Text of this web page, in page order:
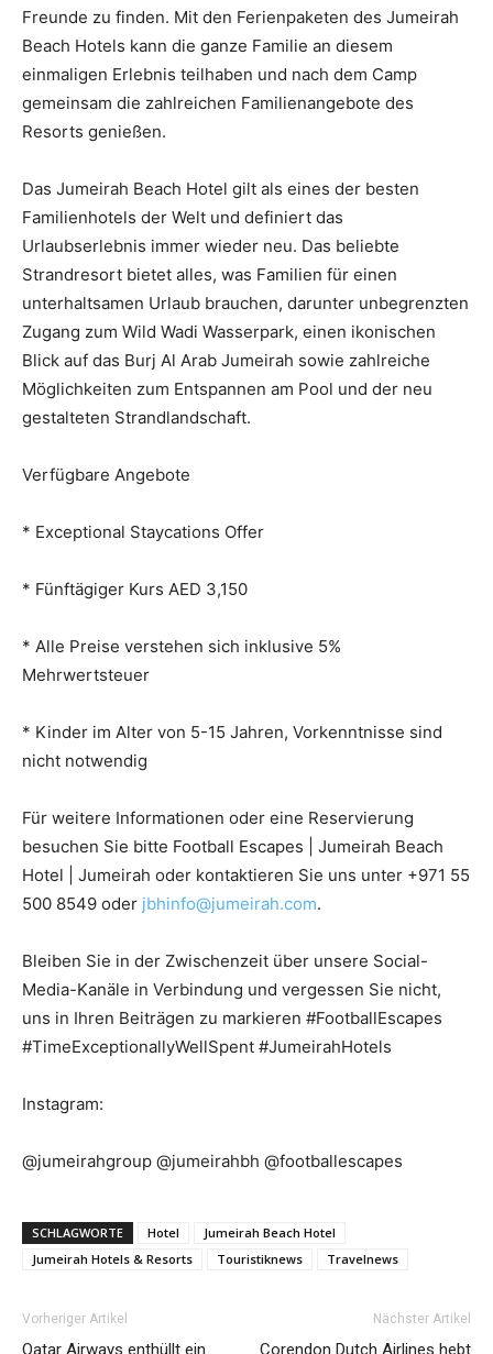
Freunde zu finden. Mit den Ferienpaketen des Jumeirah
Beach Hotels kann die ganze Familie an diesem
einmaligen Erlebnis teilhaben und nach dem Camp
gemeinsam die zahlreichen Familienangebote des
Resorts genießen.
Das Jumeirah Beach Hotel gilt als eines der besten
Familienhotels der Welt und definiert das
Urlaubserlebnis immer wieder neu. Das beliebte
Strandresort bietet alles, was Familien für einen
unterhaltsamen Urlaub brauchen, darunter unbegrenzten
Zugang zum Wild Wadi Wasserpark, einen ikonischen
Blick auf das Burj Al Arab Jumeirah sowie zahlreiche
Möglichkeiten zum Entspannen am Pool und der neu
gestalteten Strandlandschaft.
Verfügbare Angebote
* Exceptional Staycations Offer
* Fünftägiger Kurs AED 3,150
* Alle Preise verstehen sich inklusive 5%
Mehrwertsteuer
* Kinder im Alter von 5-15 Jahren, Vorkenntnisse sind
nicht notwendig
Für weitere Informationen oder eine Reservierung
besuchen Sie bitte Football Escapes | Jumeirah Beach
Hotel | Jumeirah oder kontaktieren Sie uns unter +971 55
500 8549 oder jbhinfo@jumeirah.com.
Bleiben Sie in der Zwischenzeit über unsere Social-
Media-Kanäle in Verbindung und vergessen Sie nicht,
uns in Ihren Beiträgen zu markieren #FootballEscapes
#TimeExceptionallyWellSpent #JumeirahHotels
Instagram:
@jumeirahgroup @jumeirahbh @footballescapes
SCHLAGWORTE Hotel
Jumeirah Beach Hotel
Jumeirah Hotels & Resorts
Touristiknews Travelnews
Vorheriger Artikel
Qatar Airways enthüllt ein
Nächster Artikel
Corendon Dutch Airlines hebt